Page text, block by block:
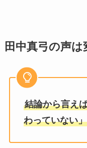
田中真弓の声は
結論から言え
わっていない